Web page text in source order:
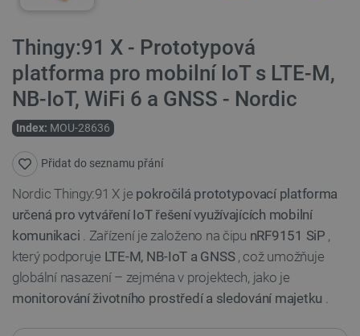
Thingy:91 X - Prototypová
platforma pro mobilní IoT s LTE-M,
NB-IoT, WiFi 6 a GNSS - Nordic
Index: MOU-28636
Přidat do seznamu přání
Nordic Thingy:91 X je pokročilá prototypovací platforma
určená pro vytváření IoT řešení využívajících mobilní
komunikaci . Zařízení je založeno na čipu nRF9151 SiP ,
který podporuje LTE-M, NB-IoT a GNSS, což umožňuje
globální nasazení – zejména v projektech, jako je
monitorování životního prostředí a sledování majetku .